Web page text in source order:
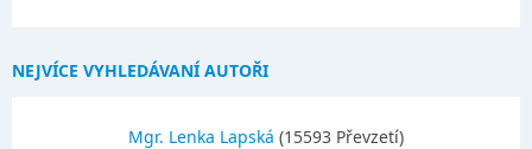
NEJVÍCE VYHLEDÁVANÍ AUTOŘI
Mgr. Lenka Lapská (15593 Převzetí)